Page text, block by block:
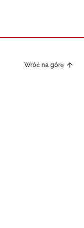
Wróć na górę